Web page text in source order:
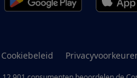
Cookiebeleid